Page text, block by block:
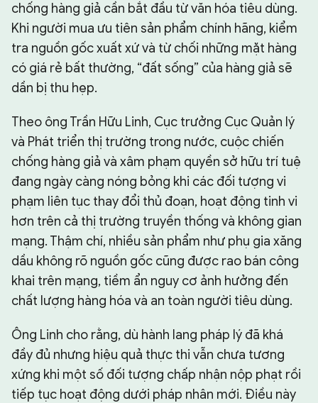
chống hàng giả cần bắt đầu từ văn hóa tiêu dùng.
Khi người mua ưu tiên sản phẩm chính hãng, kiểm
tra nguồn gốc xuất xứ và từ chối những mặt hàng
có giá rẻ bất thường, “đất sống” của hàng giả sẽ
dần bị thu hẹp.
Theo ông Trần Hữu Linh, Cục trưởng Cục Quản lý
và Phát triển thị trường trong nước, cuộc chiến
chống hàng giả và xâm phạm quyền sở hữu trí tuệ
đang ngày càng nóng bỏng khi các đối tượng vi
phạm liên tục thay đổi thủ đoạn, hoạt động tinh vi
hơn trên cả thị trường truyền thống và không gian
mạng. Thậm chí, nhiều sản phẩm như phụ gia xăng
dầu không rõ nguồn gốc cũng được rao bán công
khai trên mạng, tiềm ẩn nguy cơ ảnh hưởng đến
chất lượng hàng hóa và an toàn người tiêu dùng.
Ông Linh cho rằng, dù hành lang pháp lý đã khá
đầy đủ nhưng hiệu quả thực thi vẫn chưa tương
xứng khi một số đối tượng chấp nhận nộp phạt rồi
tiếp tục hoạt động dưới pháp nhân mới. Điều này